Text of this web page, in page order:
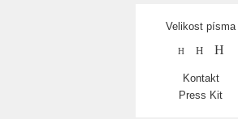
Velikost písma
H H H
Kontakt
Press Kit